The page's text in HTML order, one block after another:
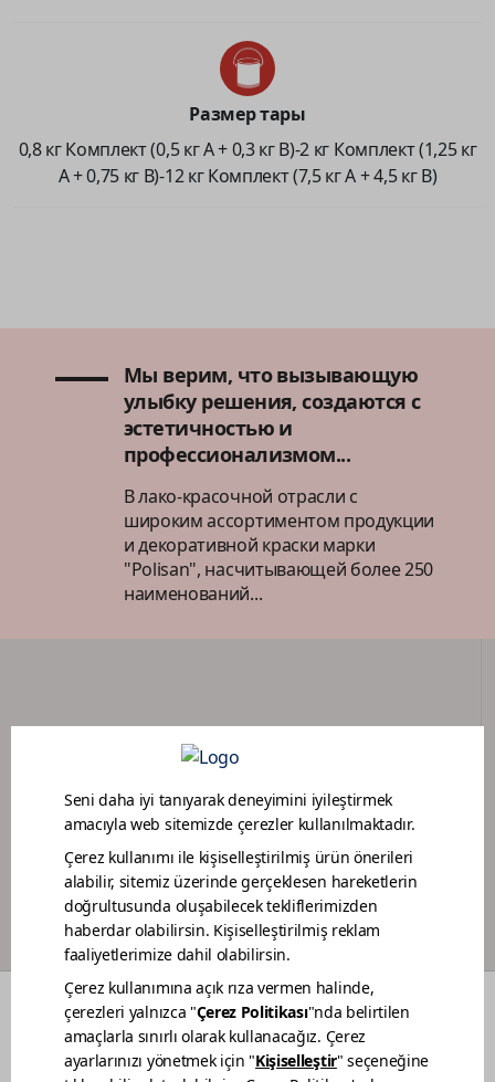
Размер тары
0,8 кг Комплект (0,5 кг A + 0,3 кг B)-2 кг Комплект (1,25 кг
A + 0,75 кг B)-12 кг Комплект (7,5 кг A + 4,5 кг B)
Мы верим, что вызывающую
улыбку решения, создаются с
эстетичностью и
профессионализмом...
В лако-красочной отрасли с
широким ассортиментом продукции
и декоративной краски марки
"Polisan", насчитывающей более 250
наименований...
ПОРТАЛ ДИЛЕРОВ
ПРОГРАММА ЛОЯЛЬНОСТИ МАЛЯРОВ
ЦВЕТА О НАС УСТОЙЧИВОСТЬ ДИЛЕРЫ
КОНТАКТЫ